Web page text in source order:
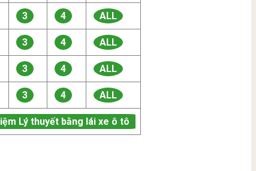
3 4 ALL
3 4 ALL
3 4 ALL
3 4 ALL
Lý thuyết bằng lái xe ô tô